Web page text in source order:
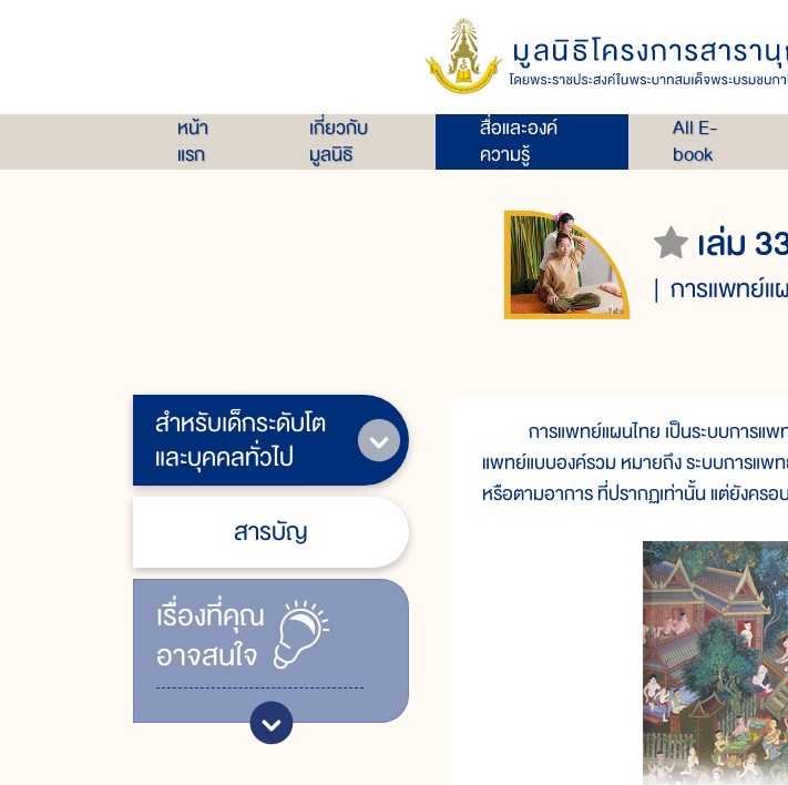
หน้า
แรก
เกี่ยวกับ
มูลนิธิ
สื่อและองค์
ความรู้
All E-
book
เล่ม
การแพทย์แ
สำหรับเด็กระดับโต
และบุคคลทั่วไป
สารบัญ
เรื่ิองที่คุณ
อาจสนใจ
การแพทย์แผนไทย เป็นระบบการแพท
แพทย์แบบองค์รวม หมายถึง ระบบการแพ
หรือตามอาการ ที่ปรากฏเท่านั้น แต่ยังคร